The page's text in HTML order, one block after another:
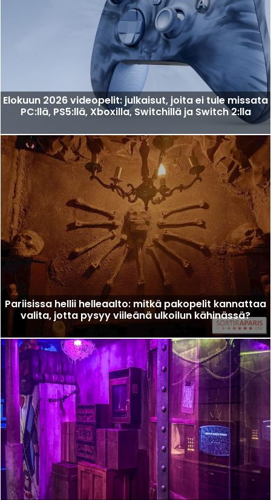
Elokuun 2026 videopelit: julkaisut, joita ei tule missata
PC:llä, PS5:llä, Xboxilla, Switchillä ja Switch 2:lla
Pariisissa hellii helleaalto: mitkä pakopelit kannattaa
valita, jotta pysyy viileänä ulkoilun kähinässä?